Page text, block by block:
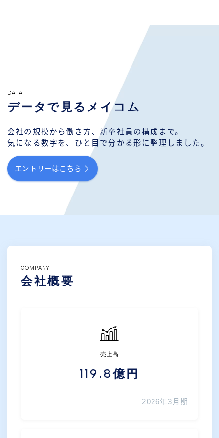
DATA
データで見るメイコム
会社の規模から働き方、新卒社員の構成まで。
気になる数字を、ひと目で分かる形に整理しました。
エントリーはこちら
COMPANY
会社概要
売上高
119.8億円
2026年3月期